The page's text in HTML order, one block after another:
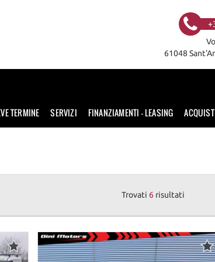
61048
TERMINE SERVIZI FINANZIAMENTI – LEASING
Trovati 6 risultati